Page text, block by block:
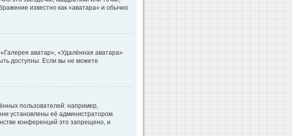
известно как «аватара» и обычно
аватар», «Удалённая аватара»
доступны. Если вы не можете
пользователей: например,
установлены её администратором.
конференций это запрещено, и